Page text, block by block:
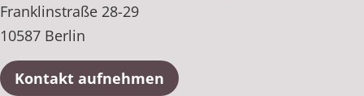
Franklinstraße 28-29
10587 Berlin
Kontakt aufnehmen